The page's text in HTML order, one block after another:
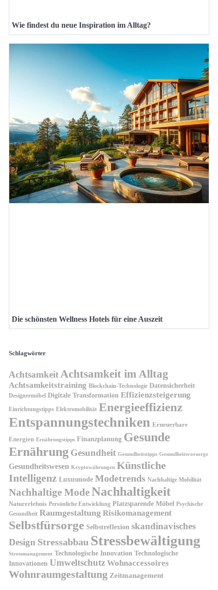
Wie findest du neue Inspiration im Alltag?
Die schönsten Wellness Hotels für eine Auszeit
Schlagwörter
AchtsamkeitAchtsamkeit im Alltag
Achtsamkeitstraining Blockchain-Technologie Datensicherheit
Designermöbel Digitale Transformation Effizienzsteigerung
Einrichtungstipps Elektromobilität Energieeffizienz
Entspannungstechniken Erneuerbare
Energien Ernährungstipps Finanzplanung Gesunde
Ernährung Gesundheit Gesundheitstipps Gesundheitsvorsorge
Gesundheitswesen Kryptowährungen Künstliche
Intelligenz Luxusmode Modetrends Nachhaltige Mobilität
Nachhaltige ModeNachhaltigkeit
Naturerlebnis Persönliche Entwicklung Platzsparende Möbel Psychische
Gesundheit Raumgestaltung Risikomanagement
Selbstfürsorge Selbstreflexion skandinavisches
Design Stressabbau Stressbewältigung
Stressmanagement Technologische Innovation Technologische
Innovationen Umweltschutz Wohnaccessoires
Wohnraumgestaltung Zeitmanagement